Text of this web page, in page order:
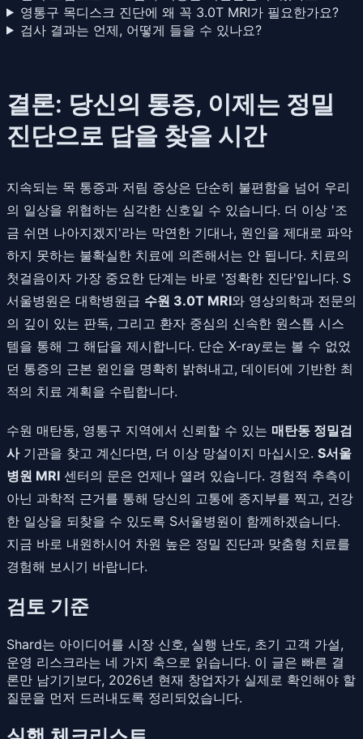
영통구 목디스크 진단에 왜 꼭 3.0T MRI가 필요한가요?
검사 결과는 언제, 어떻게 들을 수 있나요?
결론: 당신의 통증, 이제는 정밀
진단으로 답을 찾을 시간
지속되는 목 통증과 저림 증상은 단순히 불편함을 넘어 우리
의 일상을 위협하는 심각한 신호일 수 있습니다. 더 이상 '조
금 쉬면 나아지겠지'라는 막연한 기대나, 원인을 제대로 파악
하지 못하는 불확실한 치료에 의존해서는 안 됩니다. 치료의
첫걸음이자 가장 중요한 단계는 바로 '정확한 진단'입니다. S
서울병원은 대학병원급 수원 3.0T MRI와 영상의학과 전문의
의 깊이 있는 판독, 그리고 환자 중심의 신속한 원스톱 시스
템을 통해 그 해답을 제시합니다. 단순 X-ray로는 볼 수 없었
던 통증의 근본 원인을 명확히 밝혀내고, 데이터에 기반한 최
적의 치료 계획을 수립합니다.
수원 매탄동, 영통구 지역에서 신뢰할 수 있는 매탄동 정밀검
사기관을 찾고 계신다면, 더 이상 망설이지 마십시오. S서울
병원 MRI 센터의 문은 언제나 열려 있습니다. 경험적 추측이
아닌 과학적 근거를 통해 당신의 고통에 종지부를 찍고, 건강
한 일상을 되찾을 수 있도록 S서울병원이 함께하겠습니다.
지금 바로 내원하시어 차원 높은 정밀 진단과 맞춤형 치료를
경험해 보시기 바랍니다.
검토 기준
Shard는 아이디어를 시장 신호, 실행 난도, 초기 고객 가설,
운영 리스크라는 네 가지 축으로 읽습니다. 이 글은 빠른 결
론만 남기기보다, 2026년 현재 창업자가 실제로 확인해야 할
질문을 먼저 드러내도록 정리되었습니다.